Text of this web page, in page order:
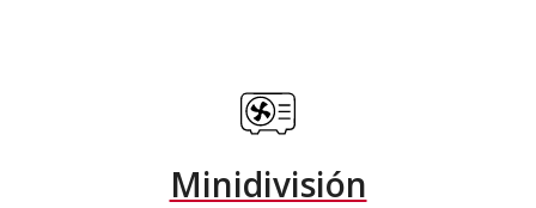
Minidivisión